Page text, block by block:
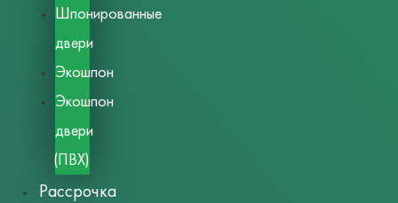
Шпонированные
двери
Экошпон
Экошпон
двери
(ПВХ)
Рассрочка